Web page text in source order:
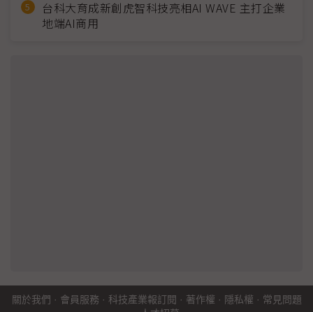
台科大育成新創虎智科技亮相AI WAVE 主打企業
地端AI商用
關於我們 · 會員服務 · 科技產業報訂閱 · 著作權 · 隱私權 · 常見問題